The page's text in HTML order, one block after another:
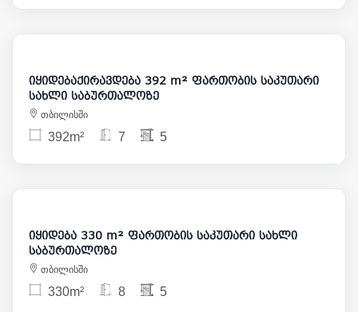
475 000
იყიდებაქირავდება 392 m² ფართობის საკუთარი
სახლი საბურთალოზე
თბილისში
392m² 7 5
620 000
იყიდება 330 m² ფართობის საკუთარი სახლი
საბურთალოზე
თბილისში
330m² 8 5